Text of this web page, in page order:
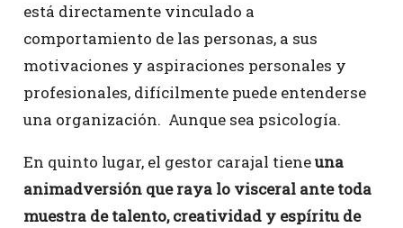
está directamente vinculado a
comportamiento de las personas, a sus
motivaciones y aspiraciones personales y
profesionales, difícilmente puede entenderse
una organización. Aunque sea psicología.
En quinto lugar, el gestor carajal tieneuna
animadversión que raya lo visceral ante toda
muestra de talento, creatividad y espíritu de